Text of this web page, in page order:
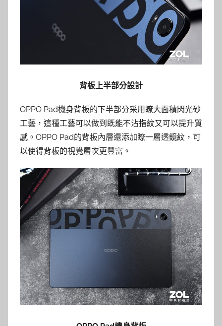
背板上半部分設計
OPPO Pad機身背板的下半部分采用瞭⼤面積閃光砂
工藝，這種工藝可以做到既能不沾指紋又可以提升質
感。OPPO Pad的背板內層還添加瞭一層透鏡紋，可
以使得背板的視覺層次更豐富。